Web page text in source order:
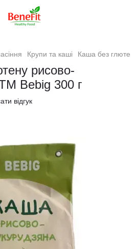
Крупи та каші Каша без
рисово-
Bebig 300 г
відгук